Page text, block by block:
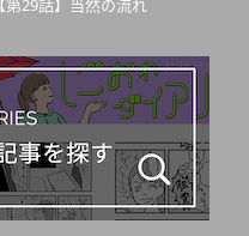
【第29話】当然の流れ